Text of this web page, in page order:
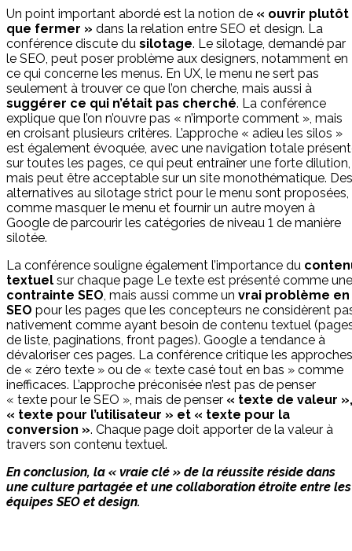
Un point important abordé est la notion de « ouvrir plutôt
que fermer » dans la relation entre SEO et design. La
conférence discute du silotage. Le silotage, demandé par
le SEO, peut poser problème aux designers, notamment en
ce qui concerne les menus. En UX, le menu ne sert pas
seulement à trouver ce que l’on cherche, mais aussi à
suggérer ce qui n’était pas cherché. La conférence
explique que l’on n’ouvre pas « n’importe comment », mais
en croisant plusieurs critères. L’approche « adieu les silos »
est également évoquée, avec une navigation totale
sur toutes les pages, ce qui peut entraîner une forte dilution,
mais peut être acceptable sur un site monothématique. Des
alternatives au silotage strict pour le menu sont proposées,
comme masquer le menu et fournir un autre moyen à
Google de parcourir les catégories de niveau 1 de manière
silotée.
La conférence souligne également l’importance du
textuel sur chaque page Le texte est présenté comme une
contrainte SEO, mais aussi comme un vrai problème en
SEO pour les pages que les concepteurs ne considèrent
nativement comme ayant besoin de contenu textuel
de liste, paginations, front pages). Google a tendance à
dévaloriser ces pages. La conférence critique les approches
de « zéro texte » ou de « texte casé tout en bas » comme
inefficaces. L’approche préconisée n’est pas de penser
« texte pour le SEO », mais de penser « texte de valeur »,
« texte pour l’utilisateur » et « texte pour la
conversion ». Chaque page doit apporter de la valeur à
travers son contenu textuel.
En conclusion, la « vraie clé » de la réussite réside dans
une culture partagée et une collaboration étroite entre les
équipes SEO et design.